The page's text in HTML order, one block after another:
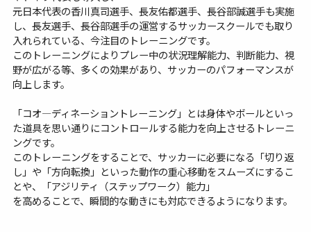
元日本代表の香川真司選手、長友佑都選手、長谷部誠選手も実施
し、長友選手、長谷部選手の運営するサッカースクールでも取り
入れられている、今注目のトレーニングです。
このトレーニングによりプレー中の状況理解能力、判断能力、視
野が広がる等、多くの効果があり、サッカーのパフォーマンスが
向上します。
「コオ―ディネーショントレーニング」とは身体やボールといっ
た道具を思い通りにコントロールする能力を向上させるトレーニ
ングです。
このトレーニングをすることで、サッカーに必要になる「切り返
し」や「方向転換」といった動作の重心移動をスムーズにするこ
とや、「アジリティ（ステップワーク）能力」
を高めることで、瞬間的な動きにも対応できるようになります。